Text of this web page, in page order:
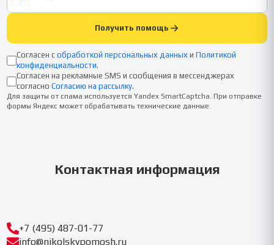
Получить помощь
Согласен с обработкой персональных данных и Политикой
конфиденциальности.
Согласен на рекламные SMS и сообщения в мессенджерах
согласно Согласию на рассылку.
Для защиты от спама используется Yandex SmartCaptcha. При отправке
формы Яндекс может обрабатывать технические данные.
Контактная информация
+7 (495) 487-01-77
info@nikolskypomosh.ru